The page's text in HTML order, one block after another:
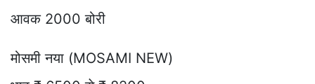
आवक 2000 बोरी
मोसमी नया (MOSAMI NEW)